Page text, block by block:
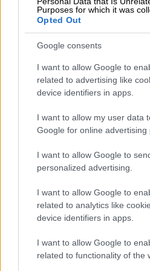
Purposes for which it was
Opted Out
Google consents
I want to allow Google to
related to advertising like
device identifiers in apps.
I want to allow my user data
Google for online advertising
I want to allow Google to
personalized advertising.
I want to allow Google to
related to analytics like
device identifiers in apps.
I want to allow Google to
related to functionality of the
Εγκρίθηκε κατά της
λόγω της ομοιότητας
και του ιού της ευλογιάς.
Ο γενικός διευθυντής
Αντανόμ
"ανησυχεί" από την
κρουσμάτων της
την έναρξη συνεδρίασης
εκτάκτων
συμβουλή των ειδικών.
έκτακτης ανάγκης για
διεθνούς
επίπεδο συναγερμού του
με βάση τις συστάσεις